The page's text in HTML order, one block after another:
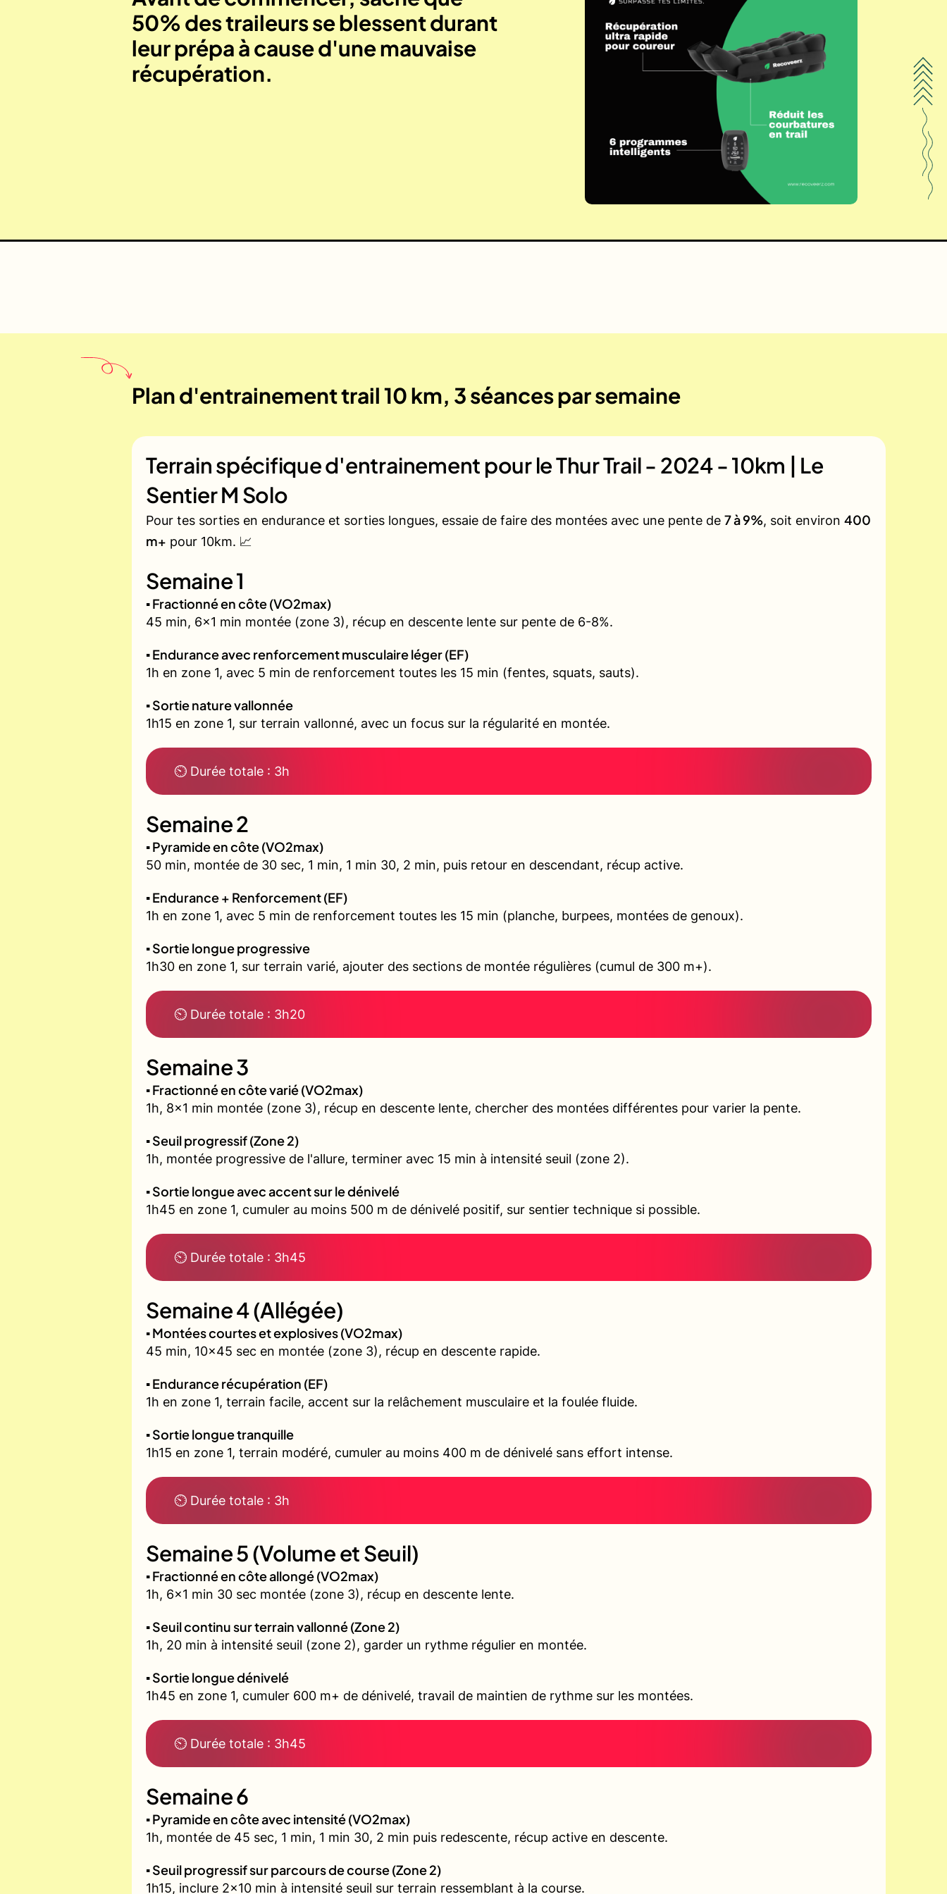
50% des traileurs se blessent durant
leur prépa à cause d'une mauvaise
récupération.
Plan d'entrainement trail 10 km, 3 séances par semaine
Terrain spécifique d'entrainement pour leThur Trail - 2024 - 10km | Le
Sentier M Solo
Pour tes sorties en endurance et sorties longues, essaie de faire des montées avec une pente de 7 à 9%, soit environ 400
m+ pour 10km. 📈
Semaine 1
▪️ Fractionné en côte (VO2max)
45 min, 6x1 min montée (zone 3), récup en descente lente sur pente de 6-8%.
▪️ Endurance avec renforcement musculaire léger (EF)
1h en zone 1, avec 5 min de renforcement toutes les 15 min (fentes, squats, sauts).
▪️ Sortie nature vallonnée
1h15 en zone 1, sur terrain vallonné, avec un focus sur la régularité en montée.
⏲ Durée totale : 3h
Semaine 2
▪️ Pyramide en côte (VO2max)
50 min, montée de 30 sec, 1 min, 1 min 30, 2 min, puis retour en descendant, récup active.
▪️ Endurance + Renforcement (EF)
1h en zone 1, avec 5 min de renforcement toutes les 15 min (planche, burpees, montées de genoux).
▪️ Sortie longue progressive
1h30 en zone 1, sur terrain varié, ajouter des sections de montée régulières (cumul de 300 m+).
⏲ Durée totale : 3h20
Semaine 3
▪️ Fractionné en côte varié (VO2max)
1h, 8x1 min montée (zone 3), récup en descente lente, chercher des montées différentes pour varier la pente.
▪️ Seuil progressif (Zone 2)
1h, montée progressive de l'allure, terminer avec 15 min à intensité seuil (zone 2).
▪️ Sortie longue avec accent sur le dénivelé
1h45 en zone 1, cumuler au moins 500 m de dénivelé positif, sur sentier technique si possible.
⏲ Durée totale : 3h45
Semaine 4 (Allégée)
▪️ Montées courtes et explosives (VO2max)
45 min, 10x45 sec en montée (zone 3), récup en descente rapide.
▪️ Endurance récupération (EF)
1h en zone 1, terrain facile, accent sur la relâchement musculaire et la foulée fluide.
▪️ Sortie longue tranquille
1h15 en zone 1, terrain modéré, cumuler au moins 400 m de dénivelé sans effort intense.
⏲ Durée totale : 3h
Semaine 5 (Volume et Seuil)
▪️ Fractionné en côte allongé (VO2max)
1h, 6x1 min 30 sec montée (zone 3), récup en descente lente.
▪️ Seuil continu sur terrain vallonné (Zone 2)
1h, 20 min à intensité seuil (zone 2), garder un rythme régulier en montée.
▪️ Sortie longue dénivelé
1h45 en zone 1, cumuler 600 m+ de dénivelé, travail de maintien de rythme sur les montées.
⏲ Durée totale : 3h45
Semaine 6
▪️ Pyramide en côte avec intensité (VO2max)
1h, montée de 45 sec, 1 min, 1 min 30, 2 min puis redescente, récup active en descente.
▪️ Seuil progressif sur parcours de course (Zone 2)
1h15, inclure 2x10 min à intensité seuil sur terrain ressemblant à la course.